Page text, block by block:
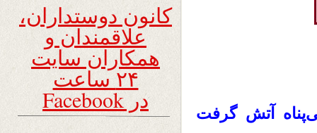
آتش گرفت
کانون دوستداران،
علاقمندان و
همکاران سایت
۲۴ ساعت
در Facebook